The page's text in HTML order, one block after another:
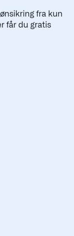
fra kun
får du gratis